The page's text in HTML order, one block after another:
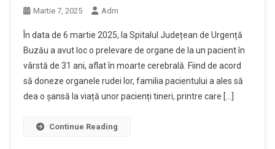
Martie 7, 2025 Adm
În data de 6 martie 2025, la Spitalul Județean de Urgență
Buzău a avut loc o prelevare de organe de la un pacient în
vârstă de 31 ani, aflat în moarte cerebrală. Fiind de acord
să doneze organele rudei lor, familia pacientului a ales să
dea o șansă la viață unor pacienți tineri, printre care […]
Continue Reading